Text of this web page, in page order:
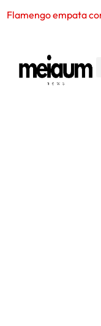
Corinthians venc